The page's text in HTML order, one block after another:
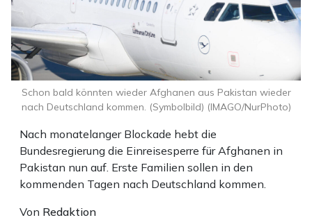
Nach monatelanger Blockade hebt die
Bundesregierung die Einreisesperre für Afghanen in
Pakistan nun auf. Erste Familien sollen in den
kommenden Tagen nach Deutschland kommen.
Von Redaktion
Schon bald könnten wieder Afghanen aus Pakistan wieder
nach Deutschland kommen. (Symbolbild) (IMAGO/NurPhoto)